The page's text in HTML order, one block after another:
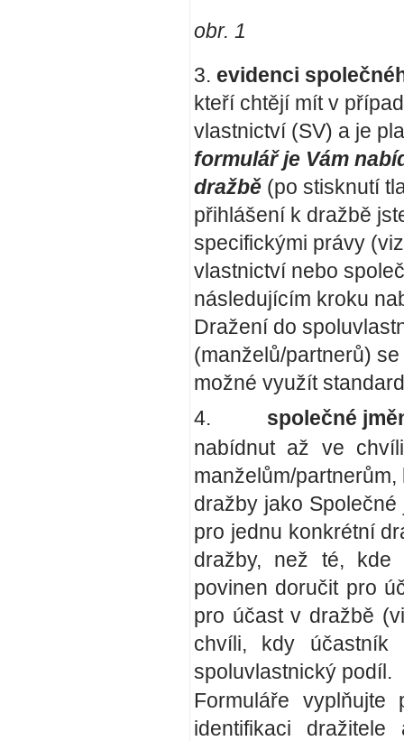
obr. 1
3. evidenci
kteří chtějí mít v
vlastnictví (SV) a je
formulář je Vám
dražbě (po stisknutí
přihlášení k dražbě
specifickými právy
vlastnictví nebo
následujícím kroku
Dražení do
(manželů/partnerů)
možné využít
4.
společné
nabídnut až ve
manželům/
dražby jako
pro jednu konkrétní
dražby, než té, kde
povinen doručit pro
pro účast v dražbě
chvíli, kdy
spoluvlastnický podíl.
Formuláře vyplňujte
identifikaci